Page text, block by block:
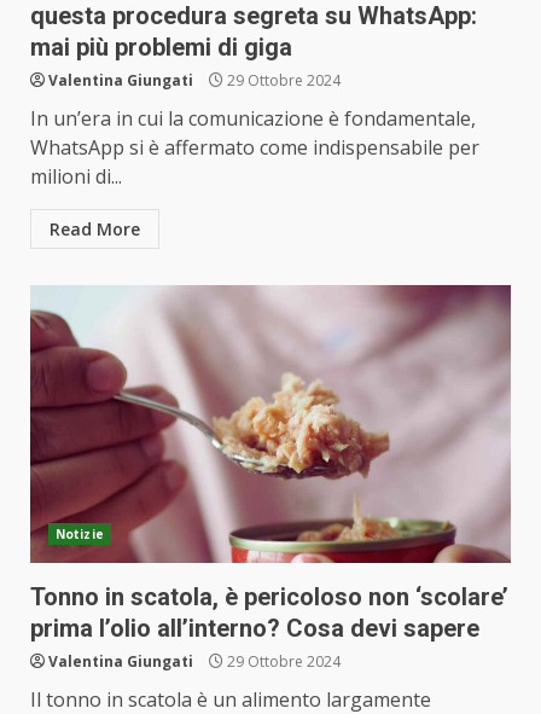
questa procedura segreta su WhatsApp:
mai più problemi di giga
Valentina Giungati 29 Ottobre 2024
In un’era in cui la comunicazione è fondamentale,
WhatsApp si è affermato come indispensabile per
milioni di...
Read More
Notizie
Tonno in scatola, è pericoloso non ‘scolare’
prima l’olio all’interno? Cosa devi sapere
Valentina Giungati 29 Ottobre 2024
Il tonno in scatola è un alimento largamente